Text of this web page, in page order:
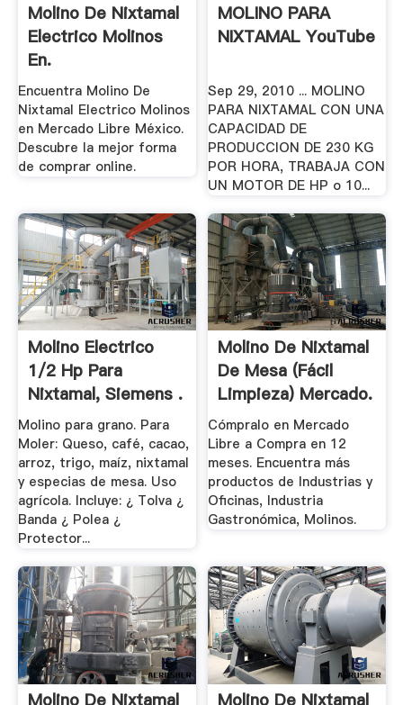
Molino De Nixtamal
Electrico Molinos
En.
Encuentra Molino De
Nixtamal Electrico Molinos
en Mercado Libre México.
Descubre la mejor forma
de comprar online.
MOLINO PARA
NIXTAMAL YouTube
Sep 29, 2010 ... MOLINO
PARA NIXTAMAL CON UNA
CAPACIDAD DE
PRODUCCION DE 230 KG
POR HORA, TRABAJA CON
UN MOTOR DE HP o 10...
Molino Electrico
1/2 Hp Para
Nixtamal, Siemens .
Molino para grano. Para
Moler: Queso, café, cacao,
arroz, trigo, maíz, nixtamal
y especias de mesa. Uso
agrícola. Incluye: ¿ Tolva ¿
Banda ¿ Polea ¿
Protector...
Molino De Nixtamal
De Mesa (fácil
Limpieza) Mercado.
Cómpralo en Mercado
Libre a Compra en 12
meses. Encuentra más
productos de Industrias y
Oficinas, Industria
Gastronómica, Molinos.
Molino De Nixtamal
Molino De Nixtamal